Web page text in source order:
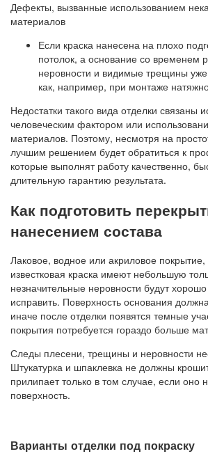
Дефекты, вызванные использованием
материалов
Если краска нанесена на плохо
потолок, а основание со временем
неровности и видимые трещины
как, например, при монтаже
Недостатки такого вида отделки связаны
человеческим фактором или
материалов. Поэтому, несмотря на
лучшим решением будет обратиться к
которые выполнят работу качественно,
длительную гарантию результата.
Как подготовить
нанесением состава
Лаковое, водное или акриловое
известковая краска имеют небольшую
незначительные неровности будут
исправить. Поверхность основания
иначе после отделки появятся темные
покрытия потребуется гораздо больше
Следы плесени, трещины и неровности
Штукатурка и шпаклевка не должны
прилипает только в том случае, если оно
поверхность.
Варианты отделки под покраску